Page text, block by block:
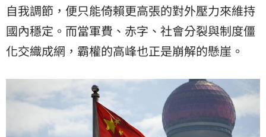
自我調節，便只能倚賴更高張的對外壓力來維持
國內穩定。而當軍費、赤字、社會分裂與制度僵
化交織成網，霸權的高峰也正是崩解的懸崖。